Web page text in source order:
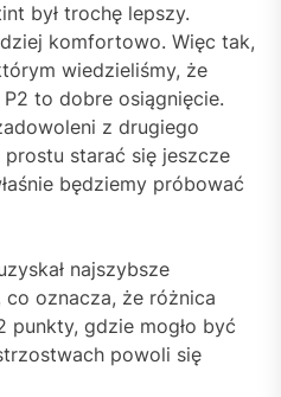
był trochę lepszy.
komfortowo. Więc tak,
wiedzieliśmy, że
to dobre osiągnięcie.
z drugiego
starać się jeszcze
będziemy próbować
najszybsze
oznacza, że różnica
gdzie mogło być
powoli się